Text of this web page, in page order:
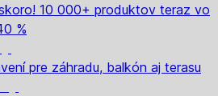
10 000+ produktov teraz vo
%
pre záhradu, balkón aj terasu